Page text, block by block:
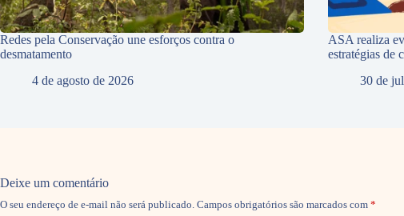
Redes pela Conservação une esforços contra o
desmatamento
4 de agosto de 2026
ASA realiza
estratégias de
30 de
Deixe um comentário
O seu endereço de e-mail não será publicado. Campos obrigatórios são marcados com *